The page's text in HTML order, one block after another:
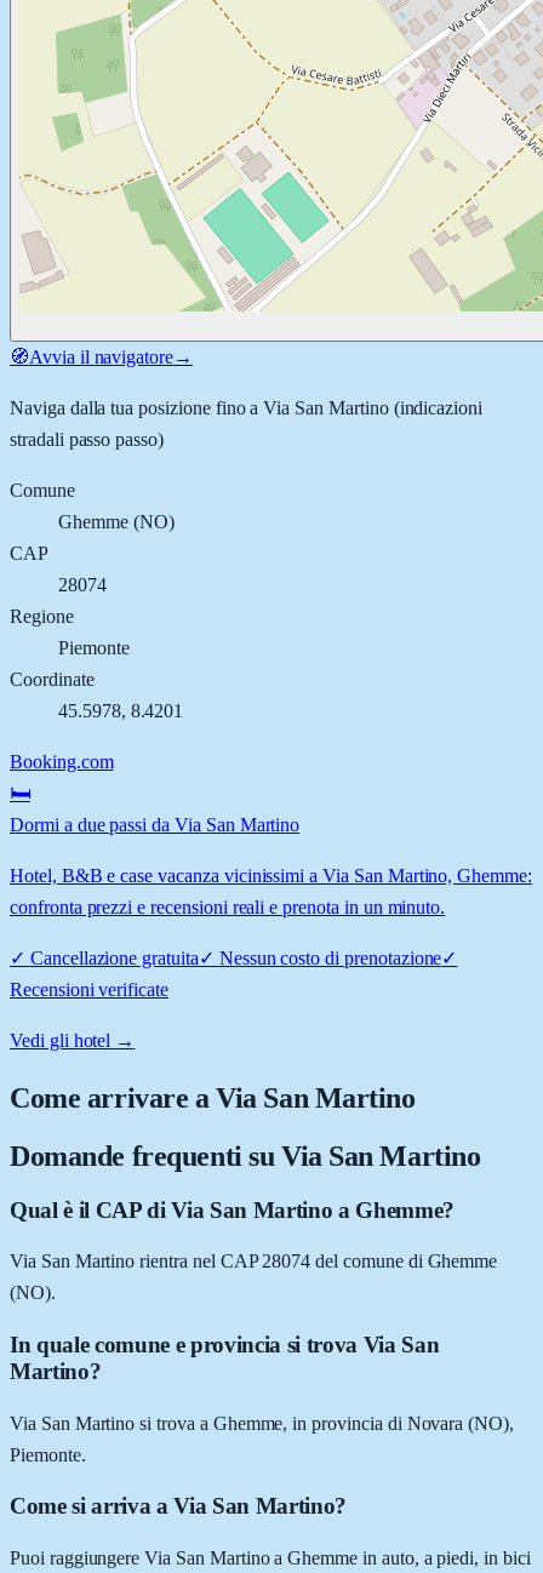
🧭Avvia il navigatore→
Naviga dalla tua posizione fino aVia San Martino(indicazioni
stradali passo passo)
Comune
Ghemme(NO)
CAP
28074
Regione
Piemonte
Coordinate
45.5978, 8.4201
Booking.com
🛏️
Dormi a due passi da Via San Martino
Hotel, B&B e case vacanza vicinissimi a Via San Martino, Ghemme:
confronta prezzi e recensioni reali e prenota in un minuto.
✓ Cancellazione gratuita✓ Nessun costo di prenotazione✓
Recensioni verificate
Vedi gli hotel →
Come arrivare aVia San Martino
Domande frequenti su Via San Martino
Qual è il CAP di Via San Martino a Ghemme?
Via San Martino rientra nel CAP 28074 del comune di Ghemme
(NO).
In quale comune e provincia si trova Via San
Martino?
Via San Martino si trova a Ghemme, in provincia di Novara (NO),
Piemonte.
Come si arriva a Via San Martino?
Puoi raggiungere Via San Martino a Ghemme in auto, a piedi, in bici